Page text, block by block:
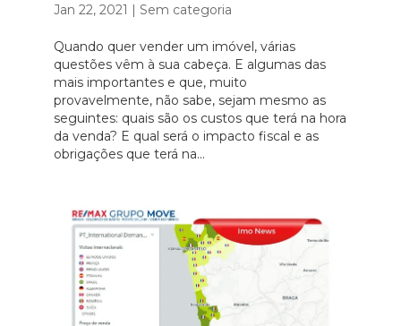
Jan 22, 2021 | Sem categoria
Quando quer vender um imóvel, várias
questões vêm à sua cabeça. E algumas das
mais importantes e que, muito
provavelmente, não sabe, sejam mesmo as
seguintes: quais são os custos que terá na hora
da venda? E qual será o impacto fiscal e as
obrigações que terá na...